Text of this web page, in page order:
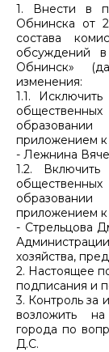
1. Внести в
Обнинска от
состава
обсуждений в
Обнинск»
изменения:
1.1.
приложением
- Лежнина
1.2.
приложением
- Стрельцова
хозяйства,
2. Настоящее
подписания и
3. Контроль за
возложить
города по
Д.С.